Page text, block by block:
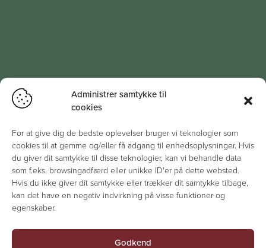
Administrer samtykke til
cookies
For at give dig de bedste oplevelser bruger vi teknologier som
cookies til at gemme og/eller få adgang til enhedsoplysninger. Hvis
du giver dit samtykke til disse teknologier, kan vi behandle data
som f.eks. browsingadfærd eller unikke ID'er på dette websted.
Hvis du ikke giver dit samtykke eller trækker dit samtykke tilbage,
kan det have en negativ indvirkning på visse funktioner og
egenskaber.
Godkend